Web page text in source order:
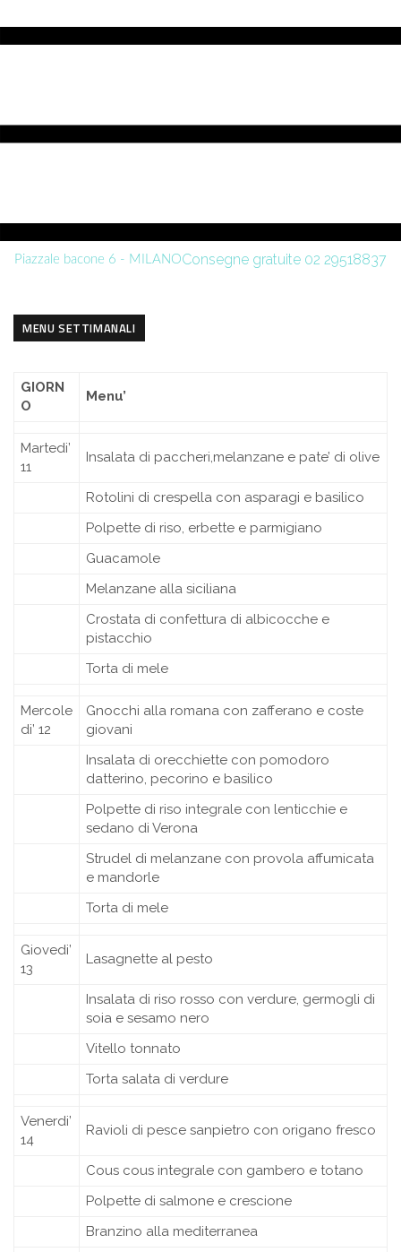
Piazzale bacone 6 - MILANOConsegne gratuite 02 29518837
MENU SETTIMANALI
GIORN
O
Menu’
Martedi’
11
Insalata di paccheri,melanzane e pate’ di olive
Rotolini di crespella con asparagi e basilico
Polpette di riso, erbette e parmigiano
Guacamole
Melanzane alla siciliana
Crostata di confettura di albicocche e
pistacchio
Torta di mele
Mercole
di’ 12
Gnocchi alla romana con zafferano e coste
giovani
Insalata di orecchiette con pomodoro
datterino, pecorino e basilico
Polpette di riso integrale con lenticchie e
sedano di Verona
Strudel di melanzane con provola affumicata
e mandorle
Torta di mele
Giovedi’
13
Lasagnette al pesto
Insalata di riso rosso con verdure, germogli di
soia e sesamo nero
Vitello tonnato
Torta salata di verdure
Venerdi’
14
Ravioli di pesce sanpietro con origano fresco
Cous cous integrale con gambero e totano
Polpette di salmone e crescione
Branzino alla mediterranea